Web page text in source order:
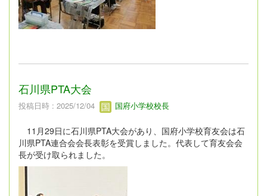
石川県PTA大会
投稿日時 : 2025/12/04 国府小学校校長
11月29日に石川県PTA大会があり、国府小学校育友会は石
川県PTA連合会会長表彰を受賞しました。代表して育友会会
長が受け取られました。